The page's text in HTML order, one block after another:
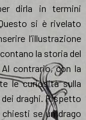
dirla in termini
si è rivelato
l’illustrazione
la storia del
contrario, con la
le curiosità sulla
draghi. Rispetto
se un drago